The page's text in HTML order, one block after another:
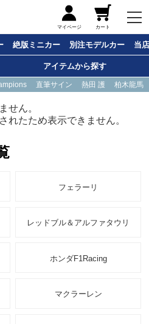
マイページ カート
絶版ミニカー 別注モデルカー 当
アイテムから探す
直筆サイン 熱田 護 柏木龍馬
せん。
れたため表示できません。
フェラーリ
レッドブル＆アルファタウリ
ホンダF1Racing
マクラーレン